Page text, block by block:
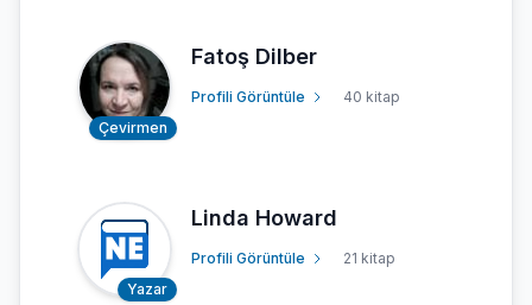
Çevirmen
Fatoş Dilber
Profili Görüntüle 40 kitap
Yazar
Linda Howard
Profili Görüntüle 21 kitap